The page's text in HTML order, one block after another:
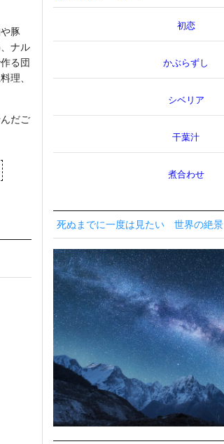
豚
ナル
る団
理、
だご
初恋
かぶらずし
シベリア
干葉汁
煮合わせ
死ぬまでに一度は見たい 世界の絶景